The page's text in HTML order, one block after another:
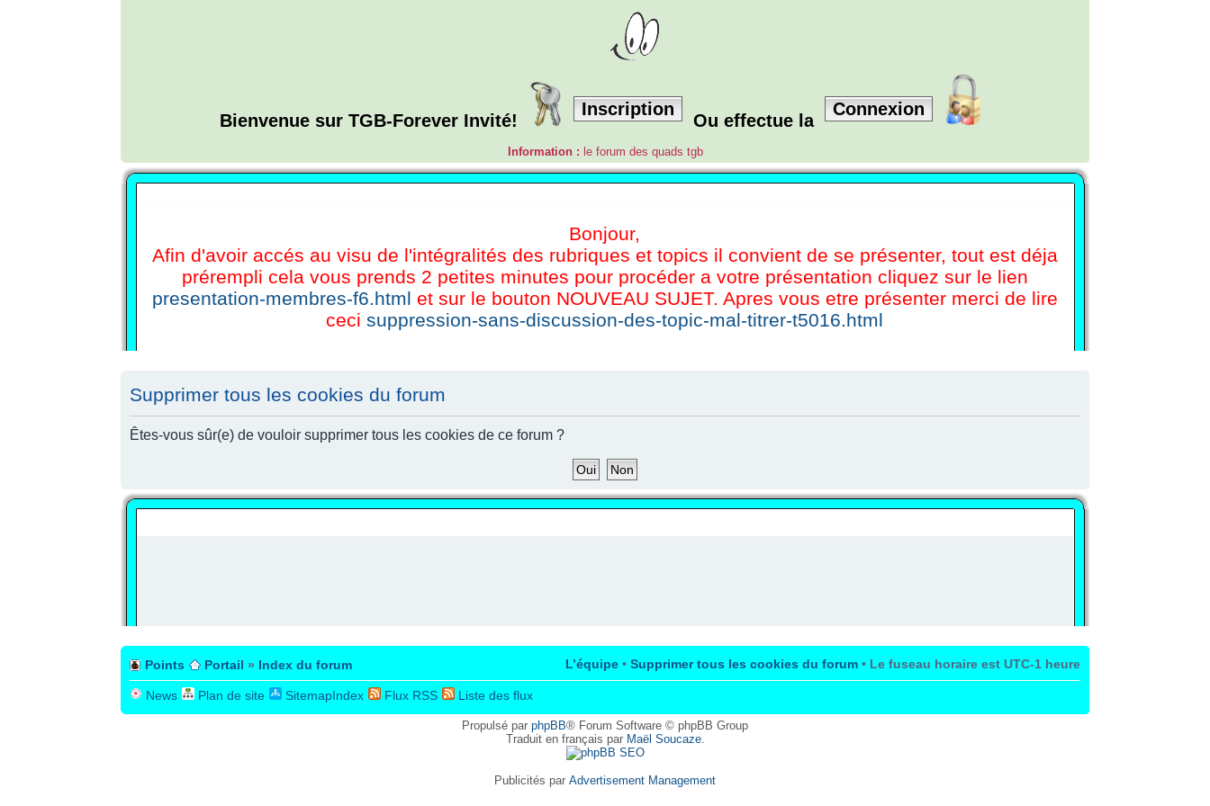
Bienvenue sur TGB-Forever Invité!
Inscription
Ou effectue la
Connexion
Information : le forum des quads tgb
Bonjour,
Afin d'avoir accés au visu de l'intégralités des rubriques et topics il convient de se présenter, tout est déja
prérempli cela vous prends 2 petites minutes pour procéder a votre présentation cliquez sur le lien
presentation-membres-f6.html et sur le bouton NOUVEAU SUJET. Apres vous etre présenter merci de lire
cecisuppression-sans-discussion-des-topic-mal-titrer-t5016.html
Supprimer tous les cookies du forum
Êtes-vous sûr(e) de vouloir supprimer tous les cookies de ce forum ?
Points Portail » Index du forum L’équipe• Supprimer tous les cookies du forum• Le fuseau horaire est UTC-1 heure
News Plan de site SitemapIndex Flux RSS Liste des flux
Propulsé par phpBB® Forum Software © phpBB Group
Traduit en français par Maël Soucaze.
Publicités par Advertisement Management